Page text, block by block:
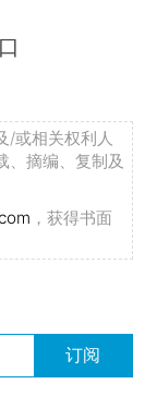
/或相关权利人
、摘编、复制及
，获得书面
订阅